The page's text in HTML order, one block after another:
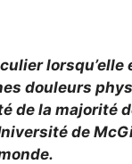
douleurs
de la majorité
de